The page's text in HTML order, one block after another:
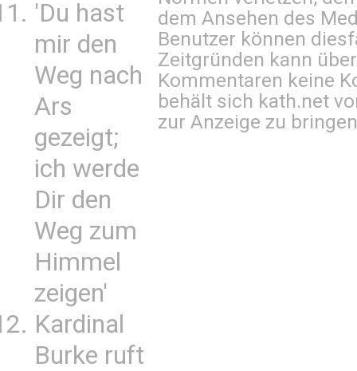
'Du hast
mir den
Weg nach
Ars
gezeigt;
ich werde
Dir den
Weg zum
Himmel
zeigen'
Kardinal
Burke ruft
dem Ansehen des
Benutzer können
Zeitgründen kann
Kommentaren keine
behält sich kath.net
zur Anzeige zu